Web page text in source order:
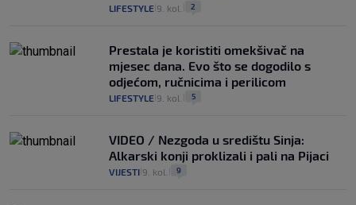
LIFESTYLE 9. kol. 2
Prestala je koristiti omekšivač na
mjesec dana. Evo što se dogodilo s
odjećom, ručnicima i perilicom
LIFESTYLE 9. kol. 5
VIDEO / Nezgoda u središtu Sinja:
Alkarski konji proklizali i pali na Pijaci
VIJESTI 9. kol. 9